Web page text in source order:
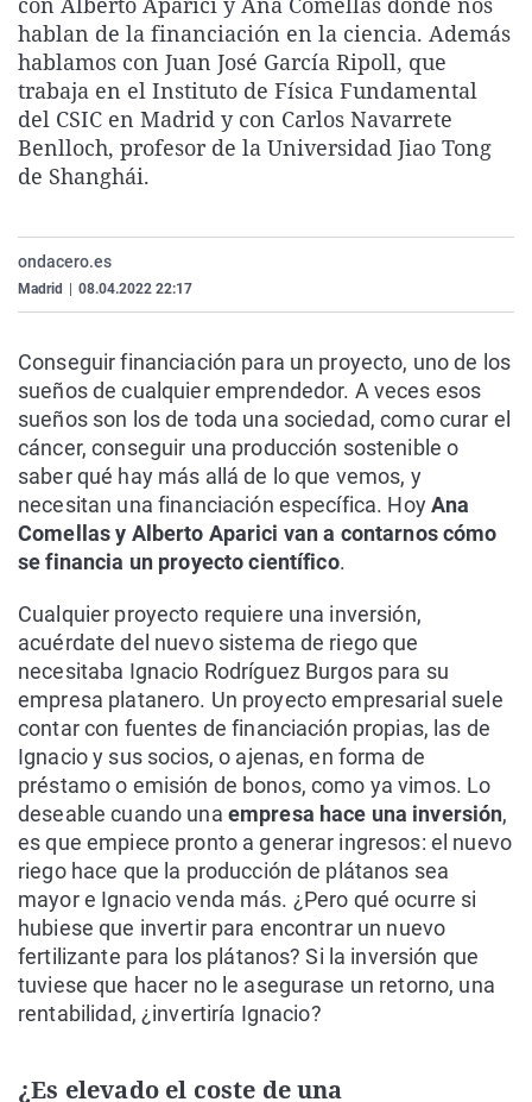
La rosa de los vientos
Gente viajera
Como el perro y el
Caso
Retornados
Equipo de
Operación Viuda
Extremadura
Galicia
La Rioja
Navarra
Virales
Televisión
Elecciones
hablan de la financiación en la ciencia. Además
hablamos con Juan José García Ripoll, que
trabaja en el Instituto de Física Fundamental
del CSIC en Madrid y con Carlos Navarrete
Benlloch, profesor de la Universidad Jiao Tong
de Shanghái.
ondacero.es
Madrid 08.04.2022 22:17
Conseguir financiación para un proyecto, uno de los
sueños de cualquier emprendedor. A veces esos
sueños son los de toda una sociedad, como curar el
cáncer, conseguir una producción sostenible o
saber qué hay más allá de lo que vemos, y
necesitan una financiación específica. HoyAna
Comellas y Alberto Aparici van a contarnos cómo
se financia un proyecto científico.
Cualquier proyecto requiere una inversión,
acuérdate del nuevo sistema de riego que
necesitaba Ignacio Rodríguez Burgos para su
empresa platanero. Un proyecto empresarial suele
contar con fuentes de financiación propias, las de
Ignacio y sus socios, o ajenas, en forma de
préstamo o emisión de bonos, como ya vimos. Lo
deseable cuando una empresa hace una inversión,
es que empiece pronto a generar ingresos: el nuevo
riego hace que la producción de plátanos sea
mayor e Ignacio venda más. ¿Pero qué ocurre si
hubiese que invertir para encontrar un nuevo
fertilizante para los plátanos? Si la inversión que
tuviese que hacer no le asegurase un retorno, una
rentabilidad, ¿invertiría Ignacio?
¿Es elevado el coste de una